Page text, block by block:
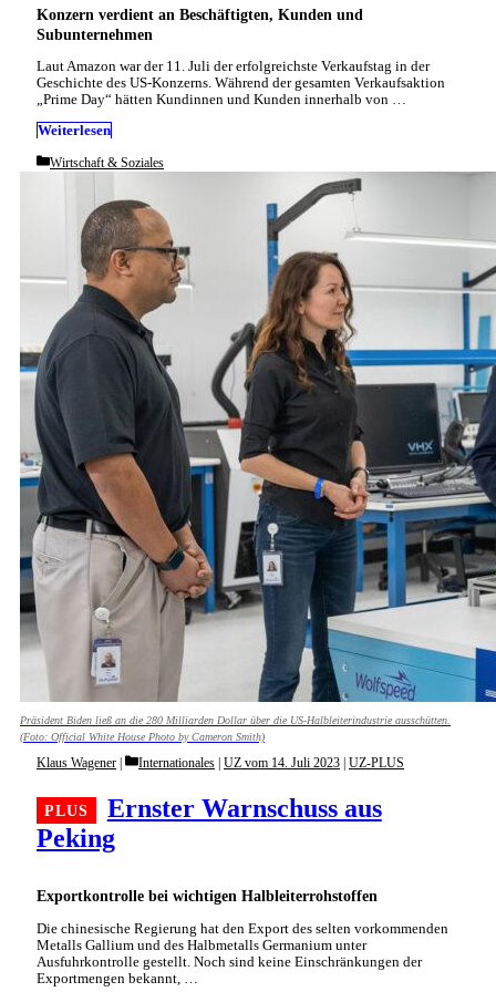
Konzern verdient an Beschäftigten, Kunden und
Subunternehmen
Laut Amazon war der 11. Juli der erfolgreichste Verkaufstag in der
Geschichte des US-Konzerns. Während der gesamten Verkaufsaktion
„Prime Day“ hätten Kundinnen und Kunden innerhalb von …
Weiterlesen
Categories
Wirtschaft & Soziales
Präsident Biden ließ an die 280 Milliarden Dollar über die US-Halbleiterindustrie ausschütten.
(Foto: Official White House Photo by Cameron Smith)
Exportkontrolle bei wichtigen Halbleiterrohstoffen
Ernster Warnschuss aus
Peking
Klaus Wagener Categories
Internationales UZ vom 14. Juli 2023 UZ-PLUS
Die chinesische Regierung hat den Export des selten vorkommenden
Metalls Gallium und des Halbmetalls Germanium unter
Ausfuhrkontrolle gestellt. Noch sind keine Einschränkungen der
Exportmengen bekannt, …